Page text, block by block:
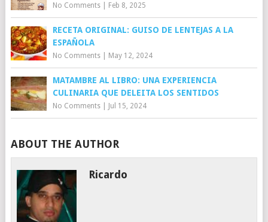
No Comments| Feb 8, 2025
RECETA ORIGINAL: GUISO DE LENTEJAS A LA
ESPAÑOLA
No Comments| May 12, 2024
MATAMBRE AL LIBRO: UNA EXPERIENCIA
CULINARIA QUE DELEITA LOS SENTIDOS
No Comments| Jul 15, 2024
ABOUT THE AUTHOR
Ricardo